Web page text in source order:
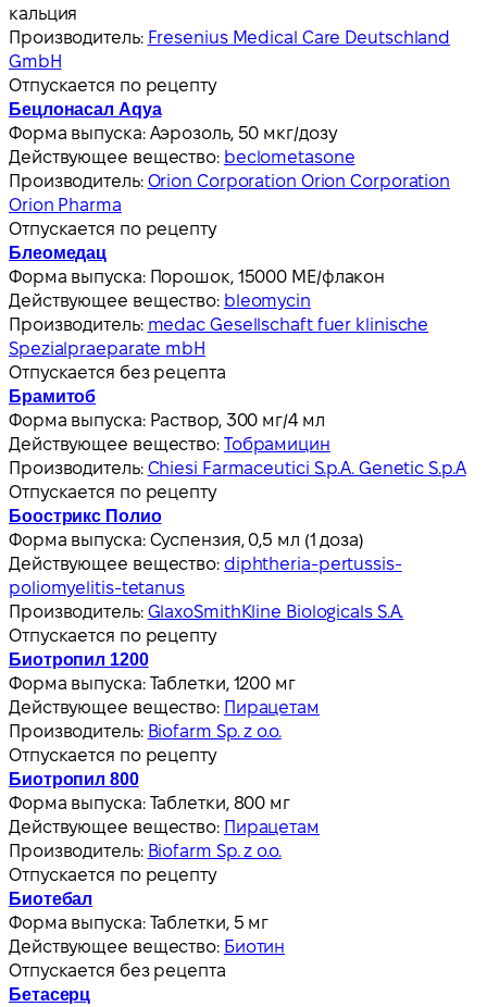
кальция
Производитель: Fresenius Medical Care Deutschland
GmbH
Отпускается по рецепту
Бецлонасал Аqуа
Форма выпуска: Аэрозоль, 50 мкг/дозу
Действующее вещество: beclometasone
Производитель: Orion Corporation Orion Corporation
Orion Pharma
Отпускается по рецепту
Блеомедац
Форма выпуска: Порошок, 15000 МЕ/флакон
Действующее вещество: bleomycin
Производитель: medac Gesellschaft fuer klinische
Spezialpraeparate mbH
Отпускается без рецепта
Брамитоб
Форма выпуска: Раствор, 300 мг/4 мл
Действующее вещество: Тобрамицин
Производитель: Chiesi Farmaceutici S.p.A. Genetic S.p.A
Отпускается по рецепту
Боострикс Полио
Форма выпуска: Суспензия, 0,5 мл (1 доза)
Действующее вещество: diphtheria-pertussis-
poliomyelitis-tetanus
Производитель: GlaxoSmithKline Biologicals S.A.
Отпускается по рецепту
Биотропил 1200
Форма выпуска: Таблетки, 1200 мг
Действующее вещество: Пирацетам
Производитель: Biofarm Sp. z o.o.
Отпускается по рецепту
Биотропил 800
Форма выпуска: Таблетки, 800 мг
Действующее вещество: Пирацетам
Производитель: Biofarm Sp. z o.o.
Отпускается по рецепту
Биотебал
Форма выпуска: Таблетки, 5 мг
Действующее вещество: Биотин
Отпускается без рецепта
Бетасерц